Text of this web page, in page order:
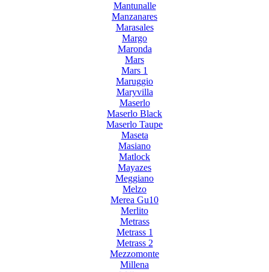
Mantunalle
Manzanares
Marasales
Margo
Maronda
Mars
Mars 1
Maruggio
Maryvilla
Maserlo
Maserlo Black
Maserlo Taupe
Maseta
Masiano
Matlock
Mayazes
Meggiano
Melzo
Merea Gu10
Merlito
Metrass
Metrass 1
Metrass 2
Mezzomonte
Millena